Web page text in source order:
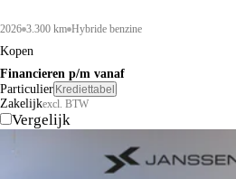
2026 3.300 km Hybride benzine
Kopen
Financieren p/m vanaf
Particulier Krediettabel
Zakelijkexcl. BTW
Vergelijk